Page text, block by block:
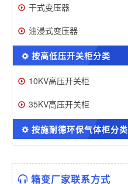
干式变压器
油浸式变压器
按高低压开关柜分类
10KV高压开关柜
35KV高压开关柜
按施耐德环保气体柜分类
箱变厂家联系方式